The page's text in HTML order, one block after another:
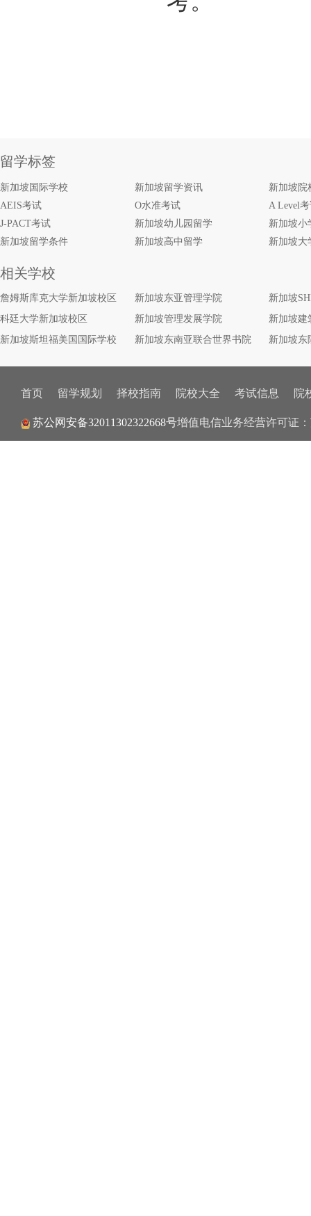
留学标签
新加坡国际学校 新加坡留学资讯
新加坡院
AEIS考试
O水准考试
A Level
J-PACT考试
新加坡幼儿园留学
新加坡小
新加坡留学条件
新加坡高中留学 新加坡大
相关学校
詹姆斯库克大学新加坡校区 新加坡东亚管理学院
新加坡
科廷大学新加坡校区
新加坡管理发展学院
新加坡建
新加坡斯坦福美国国际学校
新加坡东南亚联合世界书院 新加坡东
首页 留学规划 择校指南 院校大全 考试信息 院
苏公网安备32011302322668号增值电信业务经营许可证：